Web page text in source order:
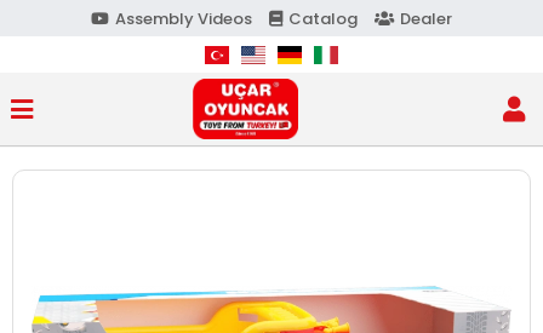
Assembly Videos Catalog Dealer